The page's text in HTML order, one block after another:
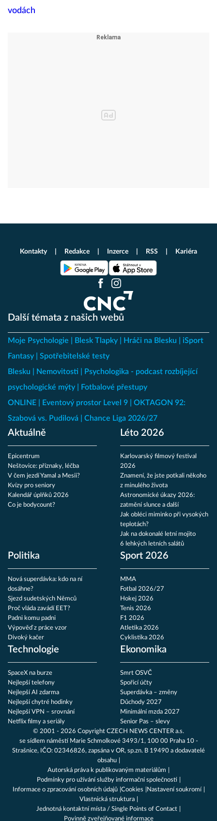
Další témata z našich webů
Moje Psychologie Blesk Tlapky Hráči na Blesku
iSport
Fantasy
Spotřebitelské testy
Blesku
Nemovitosti
Psychologika - podcast rozbíjející
psychologické mýty
Fotbalové přestupy
ONLINE
Eventový prostor Level 9
OKTAGON 92:
Szabová vs. Pudilová
Chance Liga 2026/27
Aktuálně
Epicentrum
Neštovice: příznaky, léčba
V čem jezdí Yamal a Mesii?
Kvízy pro seniory
Kalendář úplňků 2026
Co je bodycount?
Léto 2026
Karlovarský filmový festival
2026
Znamení, že jste potkali někoho
z minulého života
Astronomické úkazy 2026:
zatmění slunce a další
Jak obléci miminko při vysokých
teplotách?
Jak na dokonalé letní mojito
6 lehkých letních salátů
Politika
Nová superdávka: kdo na ní
dosáhne?
Sjezd sudetských Němců
Proč vláda zavádí EET?
Padni komu padni
Výpověď z práce vzor
Divoký kačer
Sport 2026
MMA
Fotbal 2026/27
Hokej 2026
Tenis 2026
F1 2026
Atletika 2026
Cyklistika 2026
Technologie
SpaceX na burze
Nejlepší telefony
Nejlepší AI zdarma
Nejlepší chytré hodinky
Nejlepší VPN – srovnání
Netflix filmy a seriály
Ekonomika
Smrt OSVČ
Spořicí účty
Superdávka – změny
Důchody 2027
Minimální mzda 2027
Senior Pas – slevy
Kontakty Redakce Inzerce RSS Kariéra
© 2001 - 2026 Copyright CZECH NEWS CENTER a.s.
se sídlem náměstí Marie Schmolkové 3493/1, 100 00 Praha 10 -
Strašnice, IČO: 02346826, zapsána v OR, sp.zn. B 19490 a dodavatelé
obsahu
Autorská práva k publikovaným materiálům
Podmínky pro užívání služby informační společnosti
Informace o zpracování osobních údajů Cookies
Nastavení soukromí
Vlastnická struktura
Jednotná kontaktní místa / Single Points of Contact
Povinně zveřejňované informace